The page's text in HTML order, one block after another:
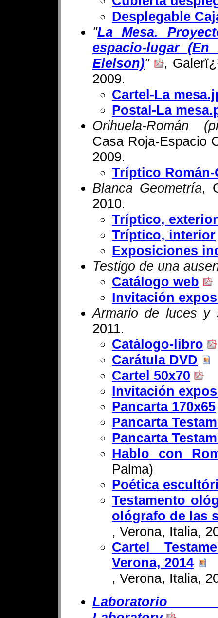
Desplegable
"La Mesa.
espacio-lugar
Eielson)"
,
2009.
Cartel-La
Postal-La
Orihuela-Román
Casa Roja-Espacio
2009.
Tríptico
Blanca Geometría,
2010.
Tríptico, exterior
Tríptico, interior
Exposiciones
Testigo de una
Catálogo web
Invitación
Armario de luces y
2011.
Catálogo-libro
Carátula DVD
Cartel 50x70
Invitación
Pancarta 170x65
Pancarta
Pancarta
Hablo con
Palma)
Poética
Testamento
ológrafo de las
, Verona, Italia,
Cartel
Verona, 2014
, Verona, Italia,
Laboratorio